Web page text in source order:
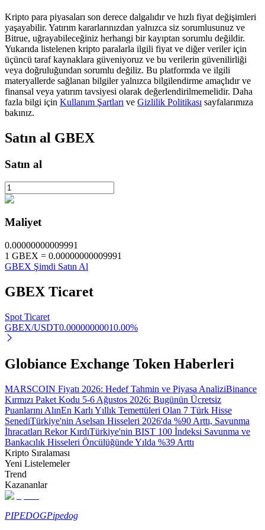
BTR Kilitleme
BTR sahiplerine özel yatırımlar
Otomatik Yatırım
Stake Etmeyi Öğrenin
Pasif gelir kazanma hakkında bilgi edinin
Bitrue
Kripto para piyasaları son derece dalgalıdır ve hızlı fiyat değişimleri
yaşayabilir. Yatırım kararlarınızdan yalnızca siz sorumlusunuz ve
Bitrue, uğrayabileceğiniz herhangi bir kayıptan sorumlu değildir.
Yukarıda listelenen kripto paralarla ilgili fiyat ve diğer veriler için
üçüncü taraf kaynaklara güveniyoruz ve bu verilerin güvenilirliği
veya doğruluğundan sorumlu değiliz. Bu platformda ve ilgili
materyallerde sağlanan bilgiler yalnızca bilgilendirme amaçlıdır ve
finansal veya yatırım tavsiyesi olarak değerlendirilmemelidir. Daha
fazla bilgi için Kullanım Şartları ve Gizlilik Politikası sayfalarımıza
bakınız.
Satın al GBEX
Satın al
Maliyet
0.00000000009991
1 GBEX = 0.00000000009991
GBEX Şimdi Satın Al
GBEX Ticaret
Spot Ticaret
GBEX/USDT0.00000000010.00%
Globiance Exchange Token Haberleri
MARSCOIN Fiyatı 2026: Hedef Tahmin ve Piyasa AnaliziBinance
Kırmızı Paket Kodu 5-6 Ağustos 2026: Bugünün Ücretsiz
Puanlarını AlınEn Karlı Yıllık Temettüleri Olan 7 Türk Hisse
SenediTürkiye'nin Aselsan Hisseleri 2026'da %90 Arttı, Savunma
İhracatları Rekor KırdıTürkiye'nin BIST 100 İndeksi Savunma ve
Bankacılık Hisseleri Öncülüğünde Yılda %39 Arttı
Kripto Sıralaması
Yeni Listelemeler
Trend
Kazananlar
PIPEDOGPipedog